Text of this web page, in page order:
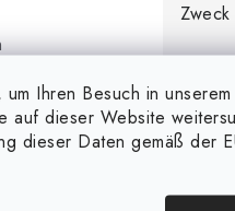
Ihren Besuch in
auf dieser Website
dieser Daten gemäß der